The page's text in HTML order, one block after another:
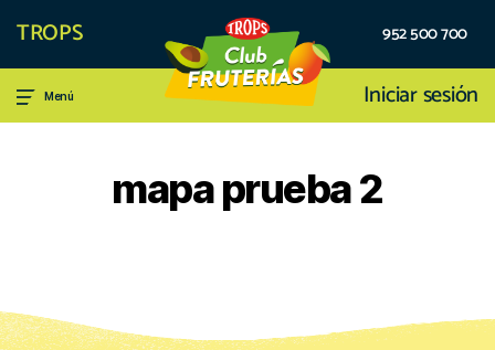
TROPS 952 500 700
Menú Iniciar sesión
mapa prueba 2